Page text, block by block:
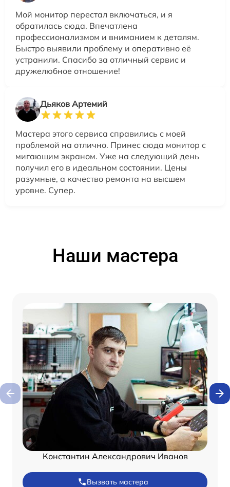
Мой монитор перестал включаться, и я
обратилась сюда. Впечатлена
профессионализмом и вниманием к деталям.
Быстро выявили проблему и оперативно её
устранили. Спасибо за отличный сервис и
дружелюбное отношение!
Дьяков Артемий
Мастера этого сервиса справились с моей
проблемой на отлично. Принес сюда монитор с
мигающим экраном. Уже на следующий день
получил его в идеальном состоянии. Цены
разумные, а качество ремонта на высшем
уровне. Супер.
Наши мастера
Константин Александрович Иванов
Вызвать мастера